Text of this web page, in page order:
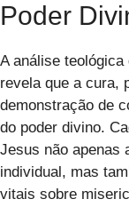
Poder
A análise
revela que a cura,
demonstração de
do poder divino.
Jesus não apenas
individual, mas
vitais sobre